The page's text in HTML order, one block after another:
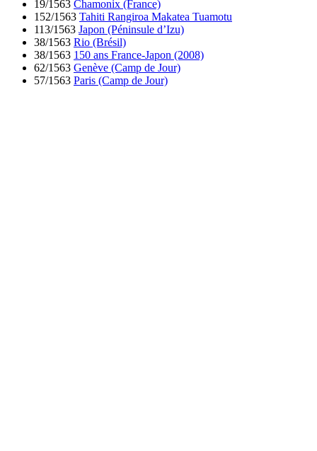
19/1563 Chamonix (France)
152/1563 Tahiti Rangiroa Makatea Tuamotu
113/1563 Japon (Péninsule d’Izu)
38/1563 Rio (Brésil)
38/1563 150 ans France-Japon (2008)
62/1563 Genève (Camp de Jour)
57/1563 Paris (Camp de Jour)